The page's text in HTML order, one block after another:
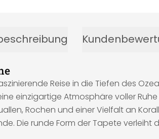
Reise in die Tiefen des
einzigartige Atmosphäre voller
Rochen und einer Vielfalt an
Die runde Form der Tapete